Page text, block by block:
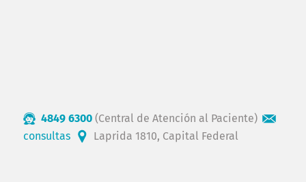
4849 6300 (Central de Atención al Paciente)
consultas
Laprida 1810, Capital Federal